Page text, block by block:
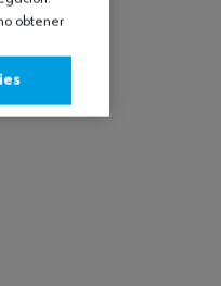
obtener